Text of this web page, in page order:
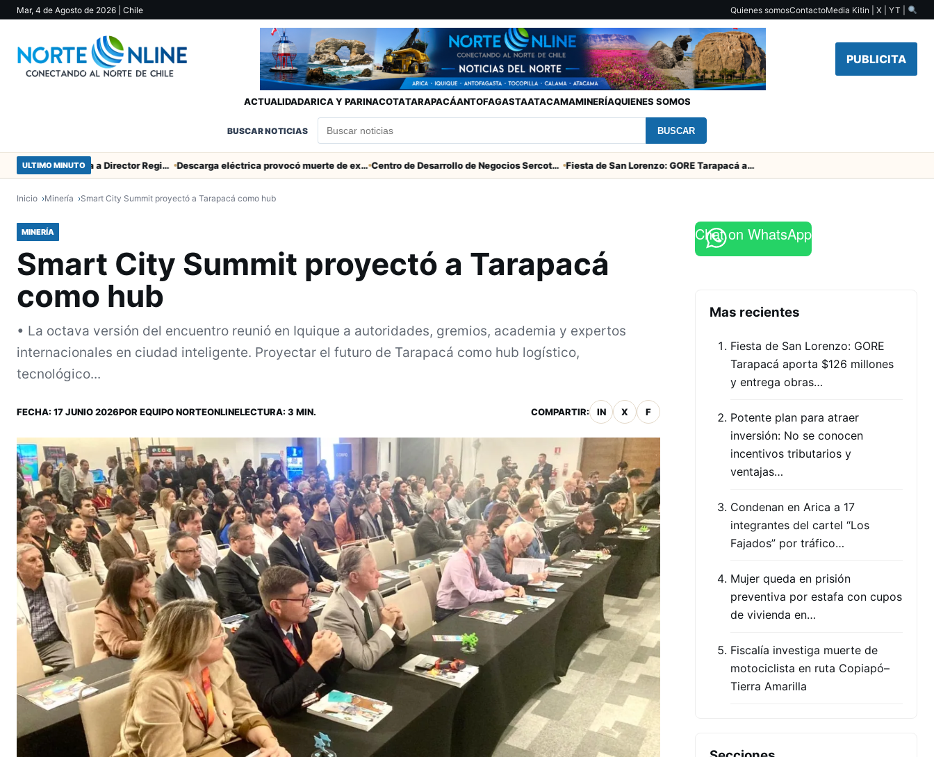
Mar, 4 de Agosto de 2026 | Chile Quienes somosContactoMedia Kitin | X | YT |
PUBLICITA
ACTUALIDADARICA Y PARINACOTATARAPACÁANTOFAGASTAATACAMAMINERÍAQUIENES SOMOS
BUSCAR NOTICIAS BUSCAR
ULTIMO MINUTO SERNAC pidió la renuncia a Director Regional (s) de Arica por contratar solo a militantes del Gobierno Descarga eléctrica provocó muerte de extranjero que robaba cables en Cerro Chuño Centro de Desarrollo de Negocios Sercotec-INACAP inaugura Academia de Mujeres Empresarias 2026 Fiesta de San Lorenzo: GORE Tarapacá aporta $126 millones y entrega obras en el campanario
Inicio Minería Smart City Summit proyectó a Tarapacá como hub
MINERÍA
Smart City Summit proyectó a Tarapacá
como hub
• La octava versión del encuentro reunió en Iquique a autoridades, gremios, academia y expertos
internacionales en ciudad inteligente. Proyectar el futuro de Tarapacá como hub logístico,
tecnológico...
FECHA: 17 JUNIO 2026POR EQUIPO NORTEONLINELECTURA: 3 MIN. COMPARTIR: IN X F
Chat on WhatsApp
Mas recientes
Fiesta de San Lorenzo: GORE
Tarapacá aporta $126 millones
y entrega obras…
Potente plan para atraer
inversión: No se conocen
incentivos tributarios y
ventajas…
Condenan en Arica a 17
integrantes del cartel “Los
Fajados” por tráfico…
Mujer queda en prisión
preventiva por estafa con cupos
de vivienda en…
Fiscalía investiga muerte de
motociclista en ruta Copiapó–
Tierra Amarilla